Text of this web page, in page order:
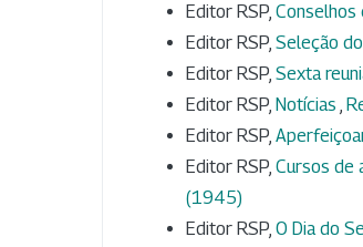
Editor RSP, Conselhos
Editor RSP, Seleção
Editor RSP, Sexta
Editor RSP, Notícias ,
Editor RSP,
Editor RSP, Cursos de
(1945)
Editor RSP, O Dia do